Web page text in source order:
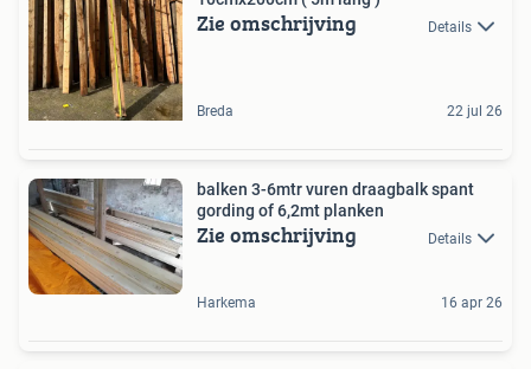
Zie omschrijving Details
Breda 22 jul 26
balken 3-6mtr vuren draagbalk spant
gording of 6,2mt planken
Zie omschrijving Details
Harkema 16 apr 26